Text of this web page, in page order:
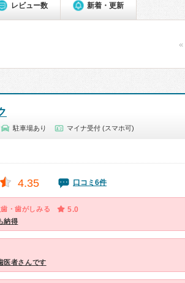
レビュー数 新着・更新
駐車場あり マイナ受付 (スマホ可)
4.35 口コミ6件
・歯がしみる 5.0
納得
医者さんです